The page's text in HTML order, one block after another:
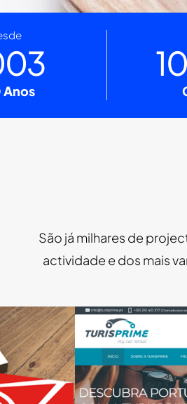
Anos
São já milhares de
actividade e dos mais